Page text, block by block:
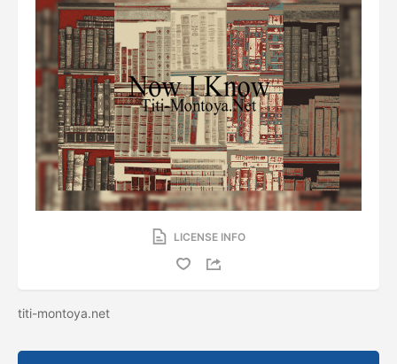
LICENSE INFO
titi-montoya.net